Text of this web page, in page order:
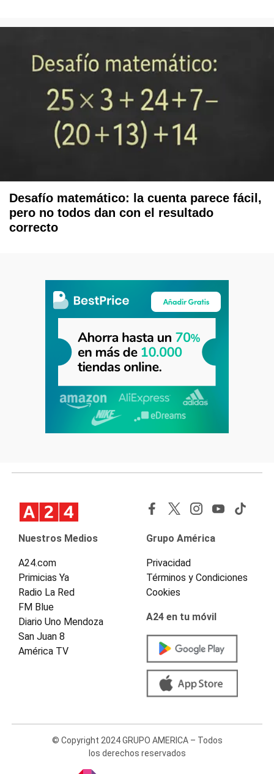
Desafío matemático: la cuenta parece fácil,
pero no todos dan con el resultado
correcto
Nuestros Medios
A24.com
Primicias Ya
Radio La Red
FM Blue
Diario Uno Mendoza
San Juan 8
América TV
Grupo América
Privacidad
Términos y Condiciones
Cookies
A24 en tu móvil
© Copyright 2024 GRUPO AMERICA – Todos
los derechos reservados